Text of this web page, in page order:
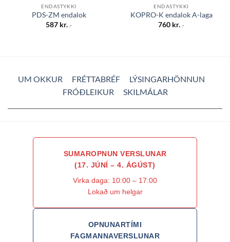
ENDASTYKKI
PDS-ZM endalok
587 kr. .-
ENDASTYKKI
KOPRO-K endalok A-laga
760 kr. .-
UM OKKUR FRÉTTABRÉF
LÝSINGARHÖNNUN
FRÓÐLEIKUR
SKILMÁLAR
SUMAROPNUN VERSLUNAR
(17. JÚNÍ – 4. ÁGÚST)
Virka daga: 10:00 – 17:00
Lokað um helgar
OPNUNARTÍMI
FAGMANNAVERSLUNAR